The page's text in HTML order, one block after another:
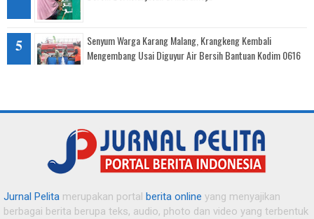
Senyum Warga Karang Malang, Krangkeng Kembali
Mengembang Usai Diguyur Air Bersih Bantuan Kodim 0616
Salurkan Air Bersih untuk Warga Pasekan
Dituduh Nikah Siri dengan Kepsek, Guru SD di Indramayu
Angkat Bicara dan Bongkar Teror Mantan Suami
Jurnal Pelita merupakan portal berita online yang menyajikan
berbagai berita berupa teks, audio, photo dan video yang terbentuk